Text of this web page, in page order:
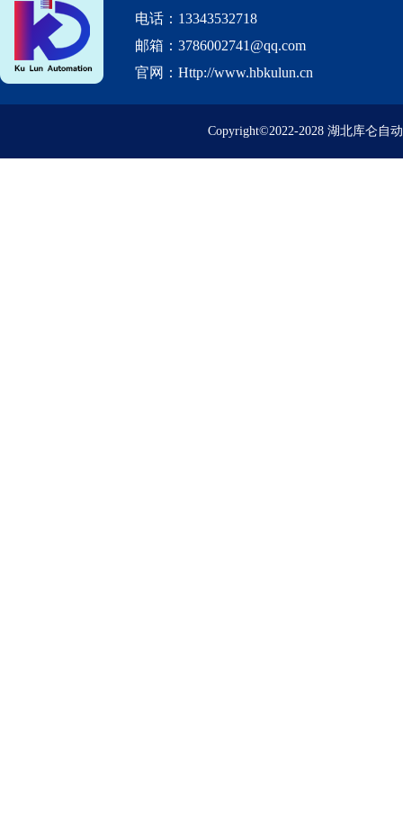
电话：13343532718
邮箱：3786002741@qq.com
官网：Http://www.hbkulun.cn
Copyright©2022-2028 湖北库仑自